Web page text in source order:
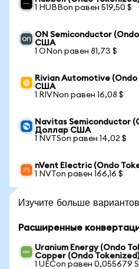
1 HUBBon равен 519,50 $
ON Semiconductor
США
1 ONon равен 81,73 $
Rivian Automotive
США
1 RIVNon равен 16,08 $
Navitas Semiconductor
Доллар США
1 NVTSon равен 14,02 $
nVent Electric (Ondo
1 NVTon равен 166,16 $
Изучите больше
Расширенные
Uranium Energy (Ondo
Copper (Ondo Tokenized)
1 UECon равен 0,055679